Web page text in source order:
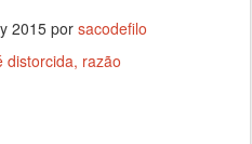
2015por sacodefilo
distorcida razão